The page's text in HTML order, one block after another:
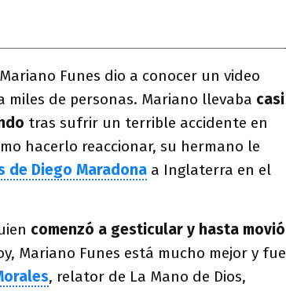
Funes dio a conocer un video
miles de personas. Mariano llevaba casi
tras sufrir un terrible accidente en
hacerlo reaccionar, su hermano le
de Diego Maradona a Inglaterra en el
comenzó a gesticular y hasta movió
Mariano Funes está mucho mejor y fue
, relator de La Mano de Dios,